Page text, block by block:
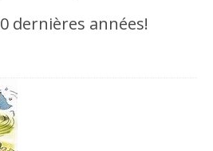
dernières années!